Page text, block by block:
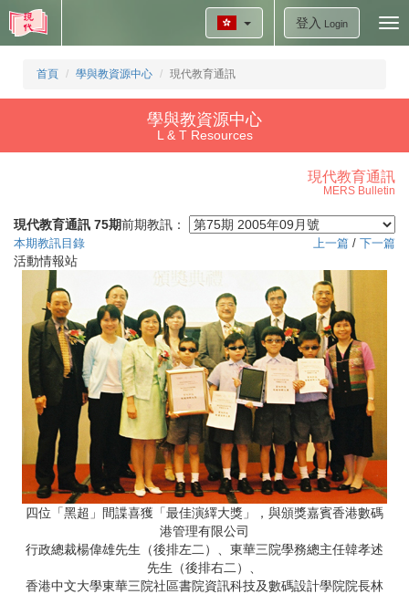
登入 Login
首頁 學與教資源中心 現代教育通訊
學與教資源中心
L & T Resources
現代教育通訊
MERS Bulletin
現代教育通訊 75期前期教訊：
本期教訊目錄 上一篇 / 下一篇
活動情報站
四位「黑超」間諜喜獲「最佳演繹大獎」，與頒獎嘉賓香港數碼
港管理有限公司
行政總裁楊偉雄先生（後排左二）、東華三院學務總主任韓孝述
先生（後排右二）、
香港中文大學東華三院社區書院資訊科技及數碼設計學院院長林